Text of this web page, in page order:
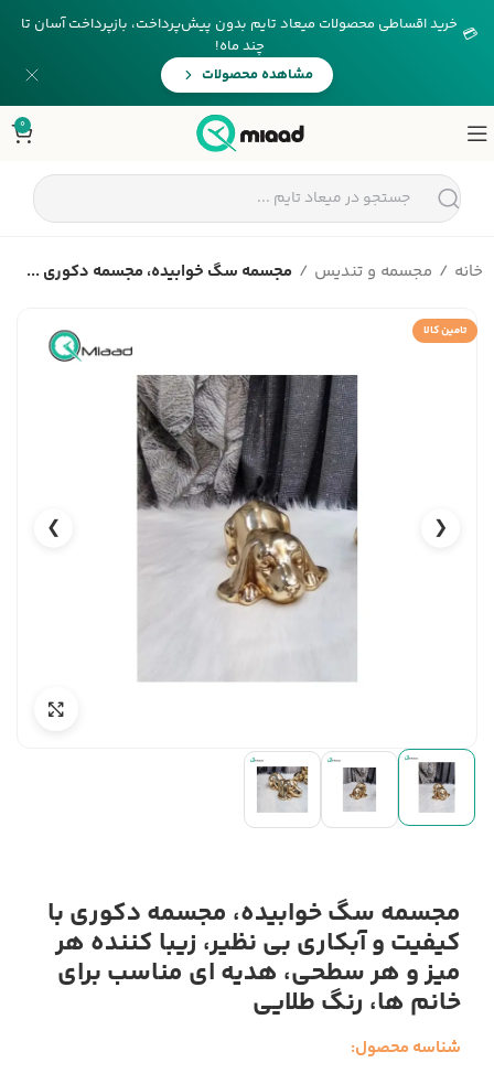
💳 خرید اقساطی محصولات میعاد تایم بدون پیش‌پرداخت، بازپرداخت آسان تا
چند ماه!
مشاهده محصولات
0
خانه مجسمه و تندیس مجسمه سگ خوابیده، مجسمه دکوری ...
تامین کالا
❮
❯
مجسمه سگ خوابیده، مجسمه دکوری با
کیفیت و آبکاری بی نظیر، زیبا کننده هر
میز و هر سطحی، هدیه ای مناسب برای
خانم ها، رنگ طلایی
شناسه محصول: